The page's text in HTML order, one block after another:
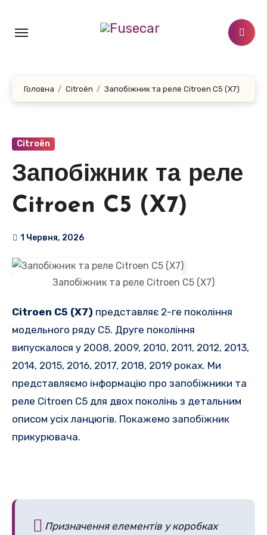
контенту
Головна Citroën Запобіжник та реле Citroen C5 (X7)
Citroën
Запобіжник та реле
Citroen C5 (X7)
1 Червня, 2026
Запобіжник та реле Citroen C5 (X7)
Citroen C5 (X7) представляє 2-ге покоління
модельного ряду C5. Друге покоління
випускалося у 2008, 2009, 2010, 2011, 2012, 2013,
2014, 2015, 2016, 2017, 2018, 2019 роках. Ми
представляємо інформацію про запобіжники та
реле Citroen C5 для двох поколінь з детальним
описом усіх ланцюгів. Покажемо запобіжник
прикурювача.
Призначення елементів у коробках